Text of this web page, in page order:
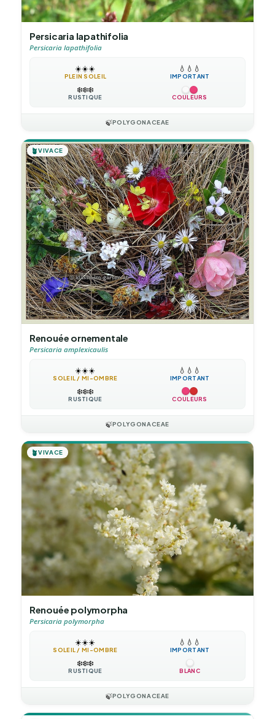
Persicaria lapathifolia
Persicaria lapathifolia
☀️☀️☀️
PLEIN SOLEIL
💧 💧 💧
IMPORTANT
❄️❄️❄️
RUSTIQUE COULEURS
🍃POLYGONACEAE
🪴VIVACE
Renouée ornementale
Persicaria amplexicaulis
☀️☀️☀️
SOLEIL / MI-OMBRE
💧 💧 💧
IMPORTANT
❄️❄️❄️
RUSTIQUE COULEURS
🍃POLYGONACEAE
🪴VIVACE
Renouée polymorpha
Persicaria polymorpha
☀️☀️☀️
SOLEIL / MI-OMBRE
💧 💧 💧
IMPORTANT
❄️❄️❄️
RUSTIQUE BLANC
🍃POLYGONACEAE